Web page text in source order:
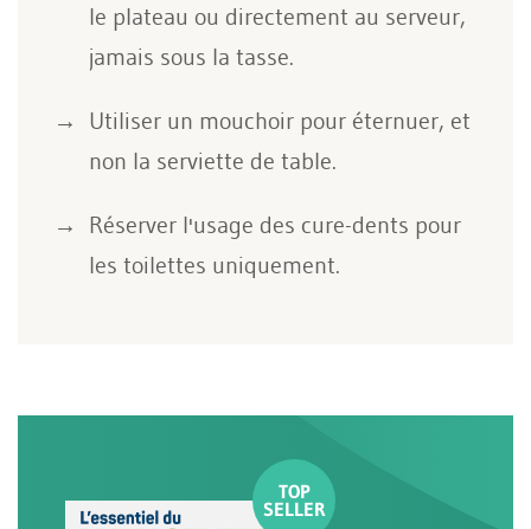
le plateau ou directement au serveur,
jamais sous la tasse.
Utiliser un mouchoir pour éternuer, et
non la serviette de table.
Réserver l'usage des cure-dents pour
les toilettes uniquement.